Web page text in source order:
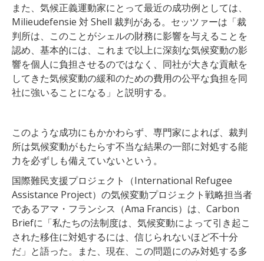
また、気候正義運動家にとって最近の成功例としては、
Milieudefensie 対 Shell 裁判がある。セッツァーは「裁
判所は、このことがシェルの財務に影響を与えることを
認め、基本的には、これまで以上に深刻な気候変動の影
響を個人に負担させるのではなく、同社が大きな貢献を
してきた気候変動の緩和のための費用の公平な負担を同
社に強いることになる」と説明する。
このような成功にもかかわらず、専門家によれば、裁判
所は気候変動がもたらす不当な結果の一部に対処する能
力を必ずしも備えていないという。
国際難民支援プロジェクト（International Refugee
Assistance Project）の気候変動プロジェクト戦略担当者
であるアマ・フランシス（Ama Francis）は、Carbon
Briefに「私たちの法制度は、気候変動によって引き起こ
された移住に対処するには、信じられないほど不十分
だ」と語った。また、現在、この問題にのみ対処する多